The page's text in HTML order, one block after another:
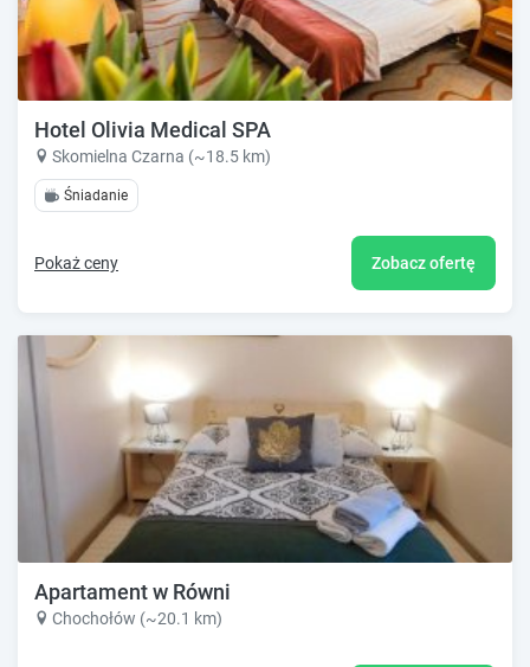
Hotel Olivia Medical SPA
Skomielna Czarna (~18.5 km)
Śniadanie
Pokaż ceny Zobacz ofertę
Apartament w Równi
Chochołów (~20.1 km)